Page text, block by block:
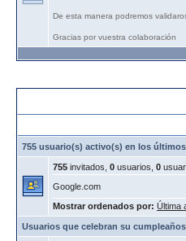
De esta manera podremos
Gracias por vuestra colaboración
755 usuario(s) activo(s) en los
755 invitados, 0 usuarios, 0
Google.com
Mostrar ordenados por: Última
Usuarios que celebran su